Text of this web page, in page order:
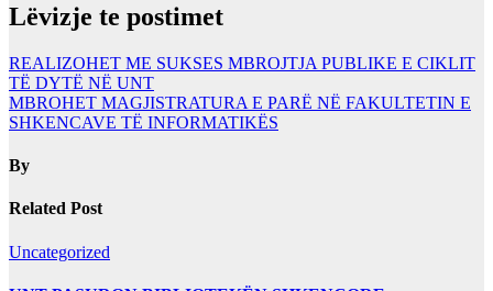
Lëvizje te postimet
REALIZOHET ME SUKSES MBROJTJA PUBLIKE E CIKLIT
TË DYTË NË UNT
MBROHET MAGJISTRATURA E PARË NË FAKULTETIN E
SHKENCAVE TË INFORMATIKËS
By
Related Post
Uncategorized